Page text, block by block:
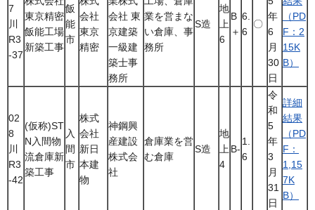
7
川
R3
-37
東京精密
飯能工場
新築工事
飯
能
市
会社
東京
精密
会社 東
京建築
一級建
築士事
務所
業を営まな
い倉庫、事
務所
S造
地
上
6
B
＋
6.
6
〇
年
6
月
30
日
（PD
F：2
15K
B）
02
8
川
R3
-42
(仮称)ST
N入間物
流倉庫新
築工事
入
間
市
株式
会社
新日
本建
物
神鋼興
産建設
株式会
社
倉庫業を営
む倉庫
S造
地
上
4
B-
1.
6
令
和
5
年
3
月
31
日
詳細
結果
（PD
F：
1,15
7K
B）